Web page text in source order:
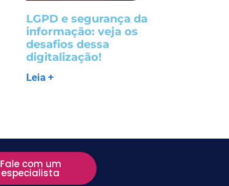
LGPD e segurança da
informação: veja os
desafios dessa
digitalização!
Leia +
Fale com um
especialista